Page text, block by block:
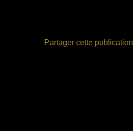
Partager cette publication